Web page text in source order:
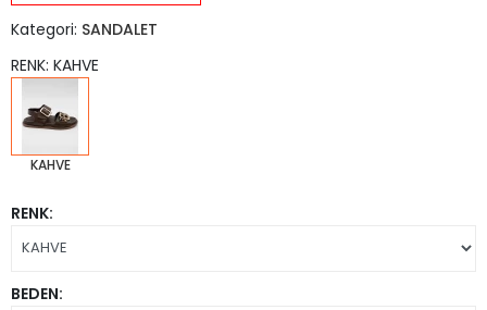
Kategori: SANDALET
RENK: KAHVE
KAHVE
RENK:
BEDEN: